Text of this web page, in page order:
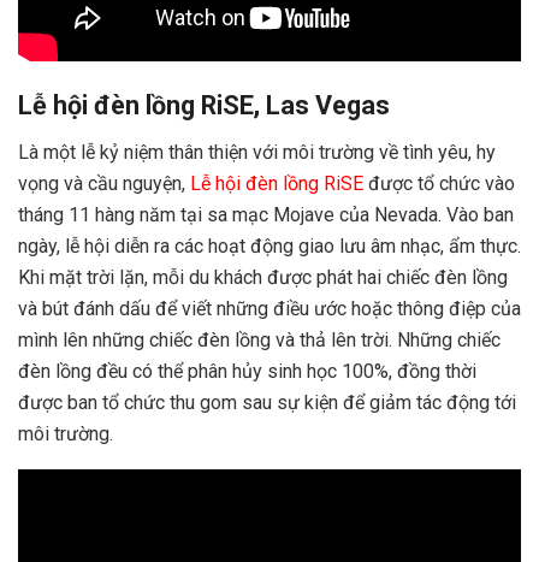
Lễ hội đèn lồng RiSE, Las Vegas
Là một lễ kỷ niệm thân thiện với môi trường về tình yêu, hy
vọng và cầu nguyện, Lễ hội đèn lồng RiSE được tổ chức vào
tháng 11 hàng năm tại sa mạc Mojave của Nevada. Vào ban
ngày, lễ hội diễn ra các hoạt động giao lưu âm nhạc, ẩm thực.
Khi mặt trời lặn, mỗi du khách được phát hai chiếc đèn lồng
và bút đánh dấu để viết những điều ước hoặc thông điệp của
mình lên những chiếc đèn lồng và thả lên trời. Những chiếc
đèn lồng đều có thể phân hủy sinh học 100%, đồng thời
được ban tổ chức thu gom sau sự kiện để giảm tác động tới
môi trường.